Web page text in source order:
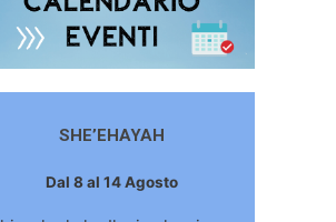
SHE’EHAYAH
Dal 8 al 14 Agosto